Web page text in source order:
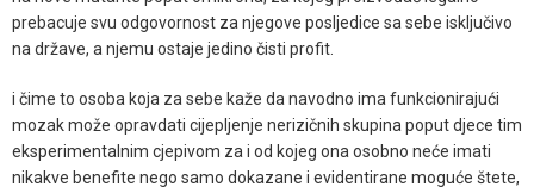
prebacuje svu odgovornost za njegove posljedice sa sebe isključivo
na države, a njemu ostaje jedino čisti profit.
i čime to osoba koja za sebe kaže da navodno ima funkcionirajući
mozak može opravdati cijepljenje nerizičnih skupina poput djece tim
eksperimentalnim cjepivom za i od kojeg ona osobno neće imati
nikakve benefite nego samo dokazane i evidentirane moguće štete,